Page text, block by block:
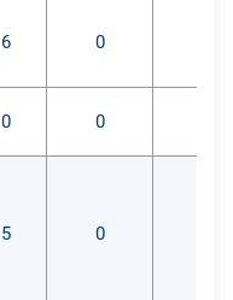
6 0
0 0
5 0